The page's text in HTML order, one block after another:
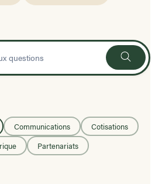
Communications
Cotisations
Partenariats